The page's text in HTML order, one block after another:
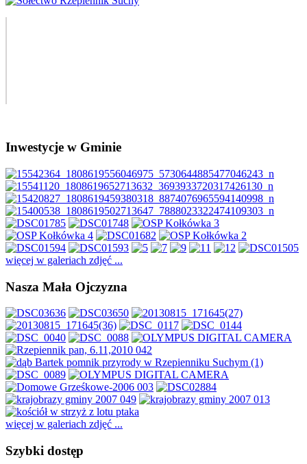
Inwestycje w Gminie
więcej w galeriach zdjęć ...
Nasza Mała Ojczyzna
więcej w galeriach zdjęć ...
Szybki dostęp